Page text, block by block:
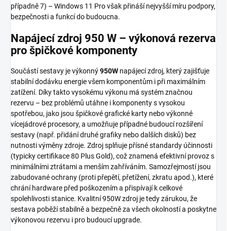
případně 7) – Windows 11 Pro však přináší nejvyšší míru podpory,
bezpečnosti a funkcí do budoucna.
Napájecí zdroj 950 W – výkonová rezerva
pro špičkové komponenty
Součástí sestavy je výkonný950W napájecí zdroj, který zajišťuje
stabilní dodávku energie všem komponentům i při maximálním
zatížení. Díky takto vysokému výkonu má systém značnou
rezervu – bez problémů utáhne i komponenty s vysokou
spotřebou, jako jsou špičkové grafické karty nebo výkonné
vícejádrové procesory, a umožňuje případné budoucí rozšíření
sestavy (např. přidání druhé grafiky nebo dalších disků) bez
nutnosti výměny zdroje. Zdroj splňuje přísné standardy účinnosti
(typicky certifikace 80 Plus Gold), což znamená efektivní provoz s
minimálními ztrátami a menším zahříváním. Samozřejmostí jsou
zabudované ochrany (proti přepětí, přetížení, zkratu apod.), které
chrání hardware před poškozením a přispívají k celkové
spolehlivosti stanice. Kvalitní 950W zdroj je tedy zárukou, že
sestava poběží stabilně a bezpečně za všech okolností a poskytne
výkonovou rezervu i pro budoucí upgrade.